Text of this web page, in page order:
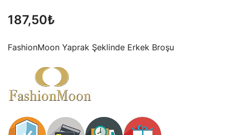
187,50₺
FashionMoon Yaprak Şeklinde Erkek Broşu